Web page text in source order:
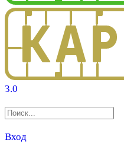
3.0
Вход